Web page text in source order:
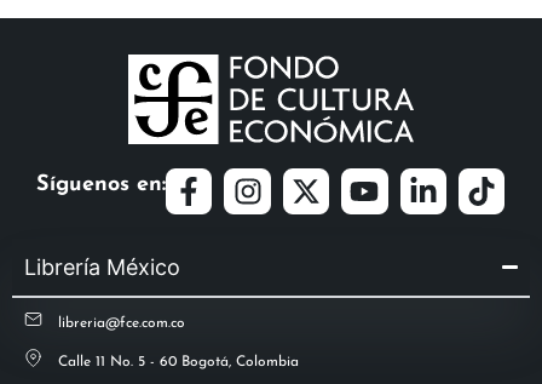
Síguenos en:
Librería México
libreria@fce.com.co
Calle 11 No. 5 - 60 Bogotá, Colombia